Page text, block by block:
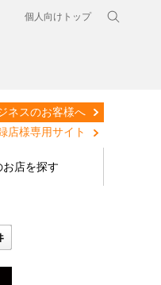
個人向けトップ
ネスのお客様へ
店様専用サイト
お店を探す